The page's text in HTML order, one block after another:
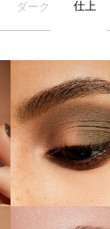
ダーク 仕上